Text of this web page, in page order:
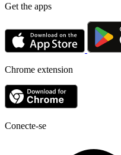
Get the apps
Chrome extension
Conecte-se